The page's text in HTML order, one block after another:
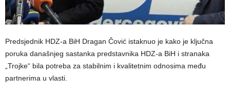
Predsjednik HDZ-a BiH Dragan Čović istaknuo je kako je ključna
poruka današnjeg sastanka predstavnika HDZ-a BiH i stranaka
„Trojke“ bila potreba za stabilnim i kvalitetnim odnosima među
partnerima u vlasti.